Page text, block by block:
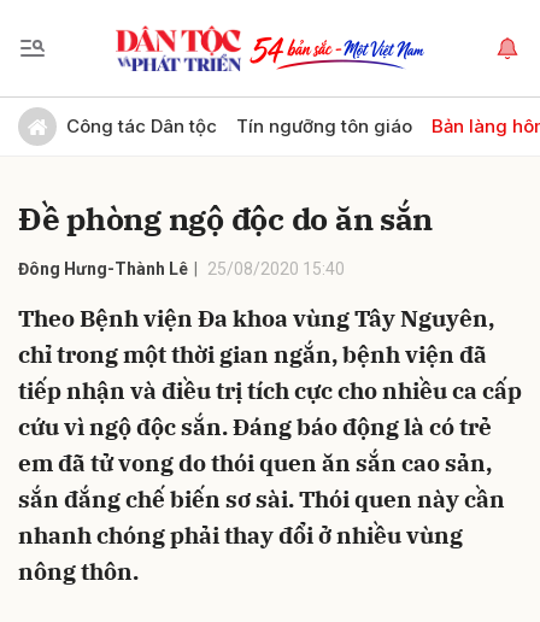
Công tác Dân tộc Tín ngưỡng tôn giáo Bản làng
Đề phòng ngộ độc do ăn sắn
Đông Hưng-Thành Lê 25/08/2020 15:40
Theo Bệnh viện Đa khoa vùng Tây Nguyên,
chỉ trong một thời gian ngắn, bệnh viện đã
tiếp nhận và điều trị tích cực cho nhiều ca cấp
cứu vì ngộ độc sắn. Đáng báo động là có trẻ
em đã tử vong do thói quen ăn sắn cao sản,
sắn đắng chế biến sơ sài. Thói quen này cần
nhanh chóng phải thay đổi ở nhiều vùng
nông thôn.
Gửi bình luận
Hủy Gửi